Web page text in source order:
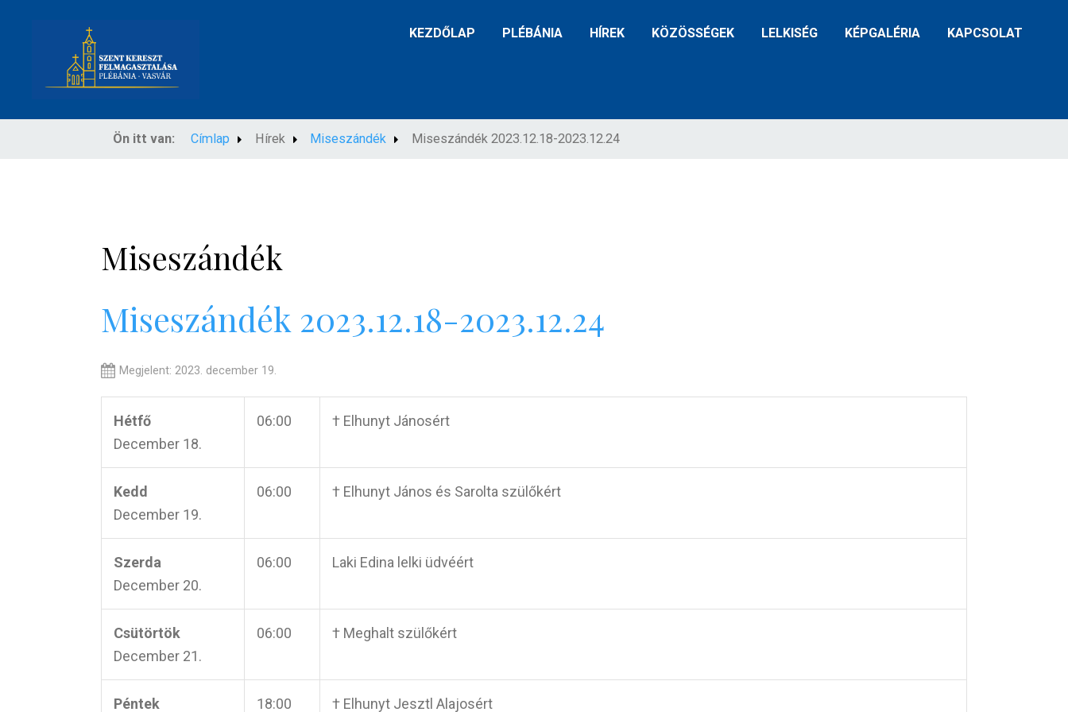
KEZDŐLAP PLÉBÁNIA HÍREK KÖZÖSSÉGEK LELKISÉG KÉPGALÉRIA KAPCSOLAT
Ön itt van: Címlap Hírek Miseszándék Miseszándék 2023.12.18-2023.12.24
Miseszándék
Miseszándék 2023.12.18-2023.12.24
Megjelent: 2023. december 19.
Hétfő
December 18.
06:00 † Elhunyt Jánosért
Kedd
December 19.
06:00 † Elhunyt János és Sarolta szülőkért
Szerda
December 20.
06:00 Laki Edina lelki üdvéért
Csütörtök
December 21.
06:00 † Meghalt szülőkért
Péntek
18:00 † Elhunyt Jesztl Alajosért